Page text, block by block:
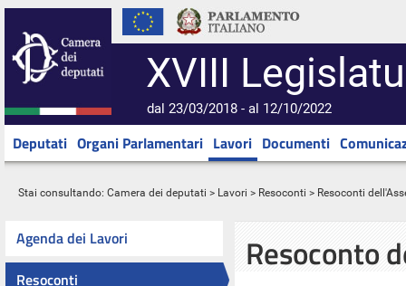
XVIII
dal 23/03/2018 - al 12/10/2022
Deputati Organi Parlamentari Lavori Documenti
Stai consultando: Camera dei deputati > Lavori > Resoconti > Resoconti
Agenda dei Lavori
Resoconti
Resoconto